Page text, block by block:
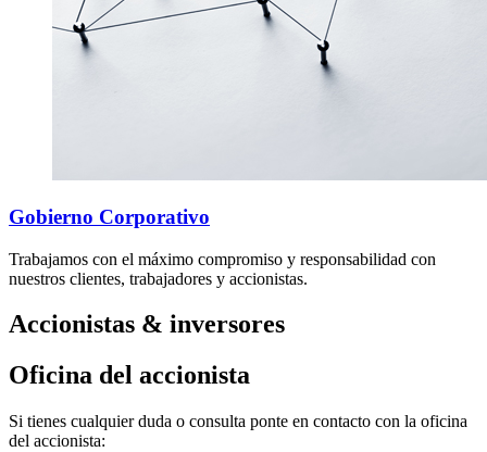
Gobierno Corporativo
Trabajamos con el máximo compromiso y responsabilidad con
nuestros clientes, trabajadores y accionistas.
Accionistas & inversores
Oficina del accionista
Si tienes cualquier duda o consulta ponte en contacto con la oficina
del accionista: